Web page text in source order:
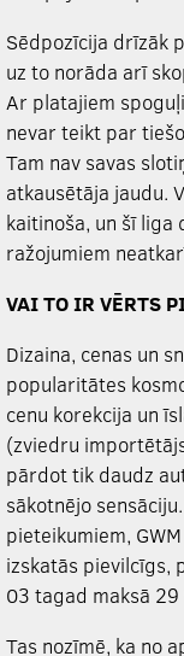
Sēdpozīcija drīzāk
uz to norāda arī
Ar platajiem
nevar teikt par
Tam nav savas
atkausētāja jaudu.
kaitinoša, un šī liga
ražojumiem
VAI TO IR VĒRTS
Dizaina, cenas un
popularitātes
cenu korekcija un
(zviedru
pārdot tik daudz
sākotnējo
pieteikumiem,
izskatās pievilcīgs,
03 tagad maksā
Tas nozīmē, ka no